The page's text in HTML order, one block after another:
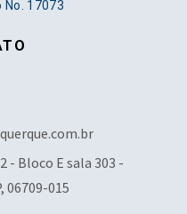
No. 17073
- Bloco E sala 303 -
06709-015